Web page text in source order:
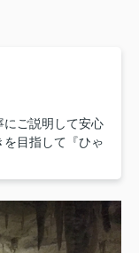
にご説明して安心
を目指して『ひゃ